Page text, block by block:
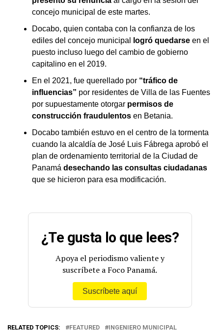
concejo municipal de este martes.
Docabo, quien contaba con la confianza de los
ediles del concejo municipal
logró quedarse en el
puesto incluso luego del cambio de gobierno
capitalino en el 2019.
En el 2021, fue querellado por “tráfico de
influencias” por residentes de Villa de las Fuentes
por supuestamente otorgar permisos de
construcción fraudulentos en Betania.
Docabo también estuvo en el centro de la tormenta
cuando la alcaldía de José Luis Fábrega aprobó el
plan de ordenamiento territorial de la Ciudad de
Panamá desechando las consultas ciudadanas
que se hicieron para esa modificación.
¿Te gusta lo que lees?
Apoya el periodismo valiente y
suscríbete a Foco Panamá.
Suscríbete aquí
RELATED TOPICS: FEATURED
INGENIERO MUNICIPAL